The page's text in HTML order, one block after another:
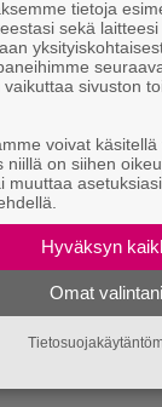
tietoja
sekä laitteesi
sivuston
voivat
niillä on siihen
muuttaa
Hyväksyn
Omat valintani